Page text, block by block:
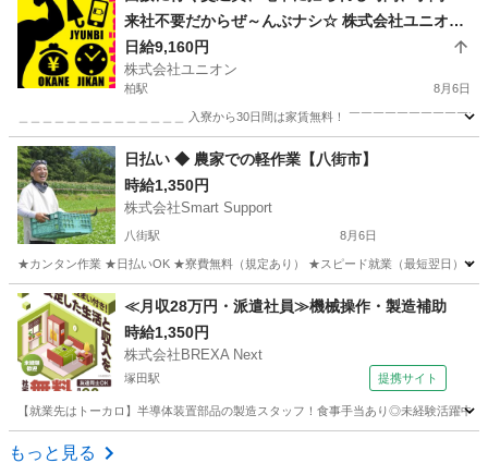
来社不要だからぜ～んぶナシ☆ 株式会社ユニオン
柏
日給9,160円
株式会社ユニオン
柏駅 8月6日
＿＿＿＿＿＿＿＿＿＿＿＿＿＿ 入寮から30日間は家賃無料！ ￣￣￣￣￣￣￣￣￣￣
千葉 柏市 柏駅 警備員 個室
日払い ◆ 農家での軽作業【八街市】
時給1,350円
株式会社Smart Support
八街駅 8月6日
★カンタン作業 ★日払いOK ★寮費無料（規定あり） ★スピード就業（最短翌日） ■
千葉 八街市 八街駅 仕分け 雑草
≪月収28万円・派遣社員≫機械操作・製造補助
時給1,350円
株式会社BREXA Next
塚田駅 提携サイト
【就業先はトーカロ】半導体装置部品の製造スタッフ！食事手当あり◎未経験活躍
千葉 船橋市
もっと見る